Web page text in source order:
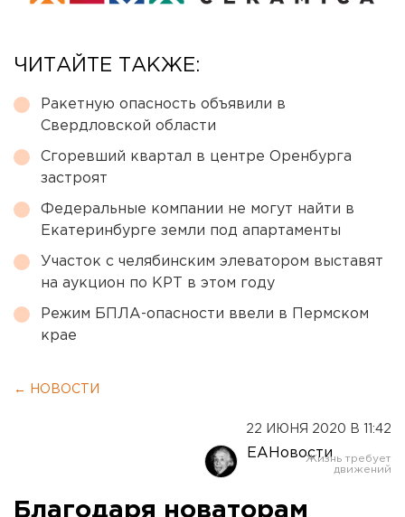
ЧИТАЙТЕ ТАКЖЕ:
Ракетную опасность объявили в
Свердловской области
Сгоревший квартал в центре Оренбурга
застроят
Федеральные компании не могут найти в
Екатеринбурге земли под апартаменты
Участок с челябинским элеватором выставят
на аукцион по КРТ в этом году
Режим БПЛА-опасности ввели в Пермском
крае
← НОВОСТИ
22 ИЮНЯ 2020 В 11:42
ЕАНовости
Благодаря новаторам